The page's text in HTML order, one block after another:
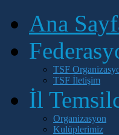
Ana
TSF
TSF İletişim
İl
Organizasyon
Kulüplerimiz